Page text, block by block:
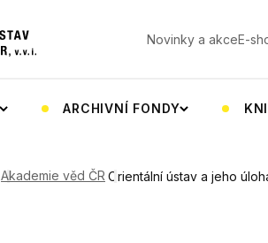
Novinky a akceE-
ARCHIVNÍ FONDY
Akademie věd ČR Orientální ústav a jeho